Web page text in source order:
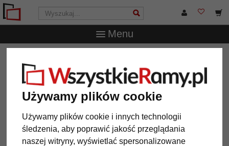
Używamy plików cookie
Używamy plików cookie i innych technologii
śledzenia, aby poprawić jakość przeglądania
naszej witryny, wyświetlać spersonalizowane
Menu
Avila
Rama drewniana Avila